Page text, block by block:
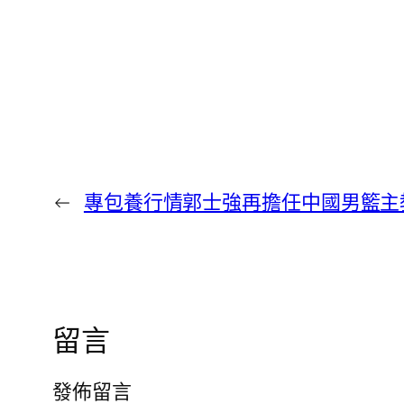
← 專包養行情郭士強再擔任中國男籃
留言
發佈留言